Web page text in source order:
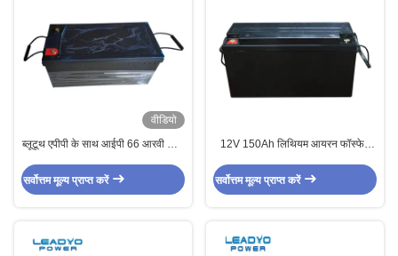
वीडियो
ब्लूटूथ एपीपी के साथ आईपी 66 आरवी कैंपर
टाइम्स साइकिल
सर्वोत्तम मूल्य प्राप्त करें
12V 150Ah लिथियम आयरन फॉस्फेट
केस
सर्वोत्तम मूल्य प्राप्त करें